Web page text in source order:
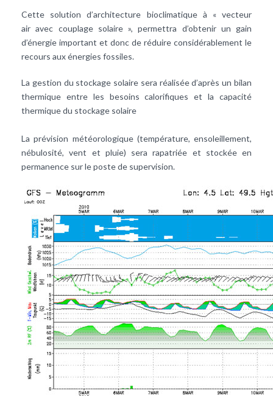
Cette solution d’architecture bioclimatique à « vecteur
air avec couplage solaire », permettra d’obtenir un gain
d’énergie important et donc de réduire considérablement le
recours aux énergies fossiles.
La gestion du stockage solaire sera réalisée d’après un bilan
thermique entre les besoins calorifiques et la capacité
thermique du stockage solaire
La prévision météorologique (température, ensoleillement,
nébulosité, vent et pluie) sera rapatriée et stockée en
permanence sur le poste de supervision.